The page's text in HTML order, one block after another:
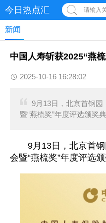
今日热点汇 请输入
新闻
中国人寿斩获2025“燕
2025-10-16 16:28:02
9月13日，北京首钢园
暨“燕梳奖”年度评选颁奖
9月13日，北京首
会暨“燕梳奖”年度评选颁